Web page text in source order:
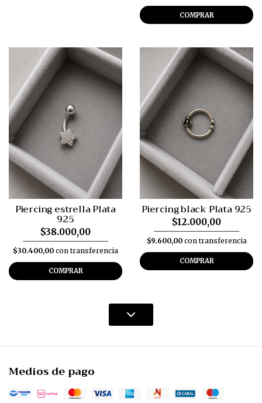
COMPRAR
Piercing estrella Plata
925
$38.000,00
$30.400,00 con transferencia
COMPRAR
Piercing black Plata 925
$12.000,00
$9.600,00con transferencia
COMPRAR
Medios de pago